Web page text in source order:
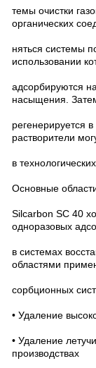
темы очистки
органических
няться системы
использовании
адсорбируются
насыщения.
регенерируется
растворители
в
Основные
Silcarbon SC 40
одноразовых
в системах
областями
сорбционных
• Удаление
• Удаление
производствах